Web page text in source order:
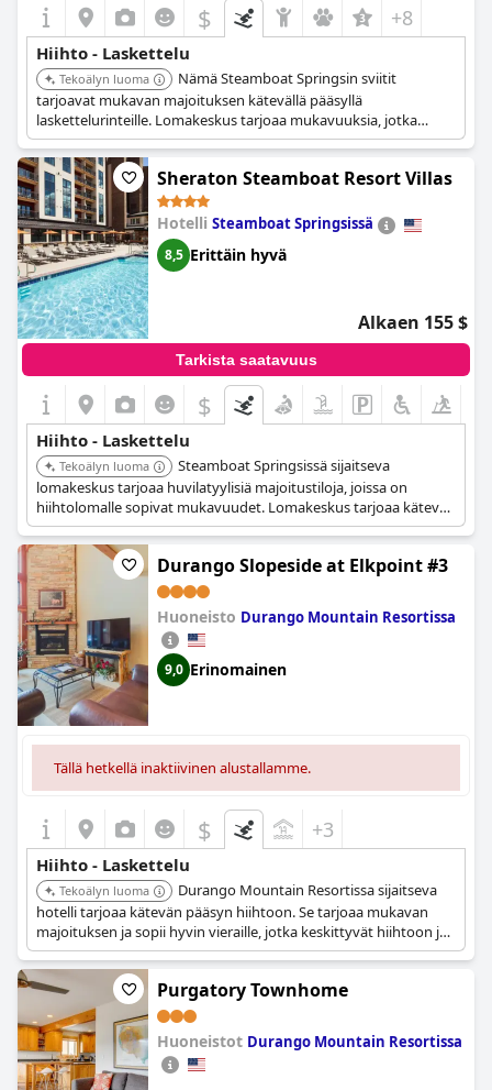
$ +8
Hiihto - Laskettelu
Tekoälyn luoma
Nämä Steamboat Springsin sviitit
tarjoavat mukavan majoituksen kätevällä pääsyllä
laskettelurinteille. Lomakeskus tarjoaa mukavuuksia, jotka
sopivat sekä rentoutumiseen että talviurheiluun.
Sheraton Steamboat Resort Villas
Hotelli Steamboat Springsissä
8,5 Erittäin hyvä
Alkaen 155 $
Tarkista saatavuus
$
Hiihto - Laskettelu
Tekoälyn luoma
Steamboat Springsissä sijaitseva
lomakeskus tarjoaa huvilatyylisiä majoitustiloja, joissa on
hiihtolomalle sopivat mukavuudet. Lomakeskus tarjoaa kätevän
pääsyn rinteisiin ja muihin talviaktiviteetteihin.
Durango Slopeside at Elkpoint #3
Huoneisto Durango Mountain Resortissa
9,0 Erinomainen
Tällä hetkellä inaktiivinen alustallamme.
$ +3
Hiihto - Laskettelu
Tekoälyn luoma
Durango Mountain Resortissa sijaitseva
hotelli tarjoaa kätevän pääsyn hiihtoon. Se tarjoaa mukavan
majoituksen ja sopii hyvin vieraille, jotka keskittyvät hiihtoon ja
talviaktiviteetteihin.
Purgatory Townhome
Huoneistot Durango Mountain Resortissa